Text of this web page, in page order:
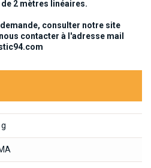
2 mètres linéaires.
consulter notre site
contacter à l'adresse mail